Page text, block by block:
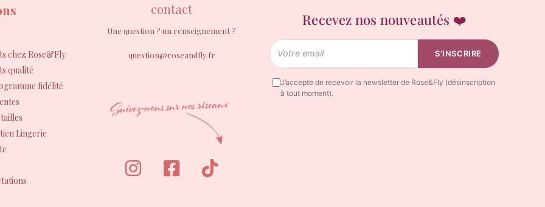
chez Rose&Fly
qualité
fidélité
Lingerie
contact
Une question ? un renseignement ?
question@roseandfly.fr
Recevez nos nouveautés ❤️
Email
S’INSCRIRE
J’accepte de recevoir la newsletter de Rose&Fly (désinscription
à tout moment).